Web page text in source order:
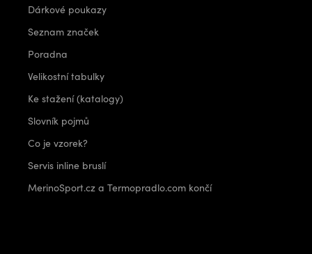
Dárkové poukazy
Seznam značek
Poradna
Velikostní tabulky
Ke stažení (katalogy)
Slovník pojmů
Co je vzorek?
Servis inline bruslí
MerinoSport.cz a Termopradlo.com končí